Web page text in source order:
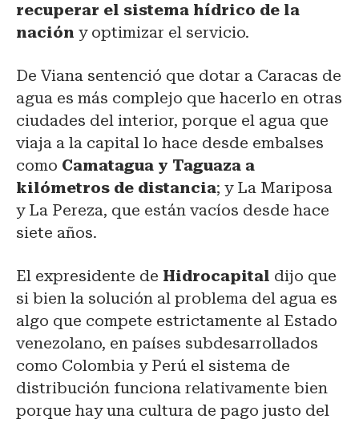
recuperar el sistema hídrico de la
nación y optimizar el servicio.
De Viana sentenció que dotar a Caracas de
agua es más complejo que hacerlo en otras
ciudades del interior, porque el agua que
viaja a la capital lo hace desde embalses
como Camatagua y Taguaza a
kilómetros de distancia; y La Mariposa
y La Pereza, que están vacíos desde hace
siete años.
El expresidente de Hidrocapital dijo que
si bien la solución al problema del agua es
algo que compete estrictamente al Estado
venezolano, en países subdesarrollados
como Colombia y Perú el sistema de
distribución funciona relativamente bien
porque hay una cultura de pago justo del